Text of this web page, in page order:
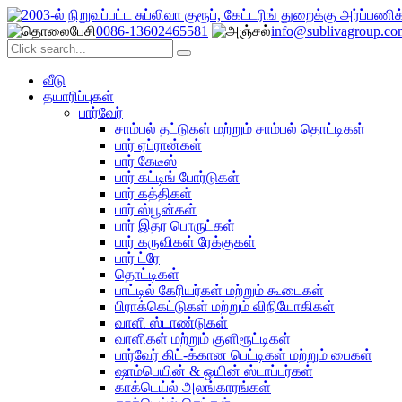
0086-13602465581
வீடு
தயாரிப்புகள்
பார்வேர்
சாம்பல் தட்டுகள் மற்றும் சாம்பல் தொட்டிகள்
பார் ஏப்ரான்கள்
பார் கேடீஸ்
பார் கட்டிங் போர்டுகள்
பார் கத்திகள்
பார் ஸ்பூன்கள்
பார் இதர பொருட்கள்
பார் கருவிகள் ரேக்குகள்
பார் ட்ரே
தொட்டிகள்
பாட்டில் கேரியர்கள் மற்றும் கூடைகள்
பிராக்கெட்டுகள் மற்றும் விநியோகிகள்
வாளி ஸ்டாண்டுகள்
வாளிகள் மற்றும் குளிரூட்டிகள்
பார்வேர் கிட்-க்கான பெட்டிகள் மற்றும் பைகள்
ஷாம்பெயின் & ஒயின் ஸ்டாப்பர்கள்
காக்டெய்ல் அலங்காரங்கள்